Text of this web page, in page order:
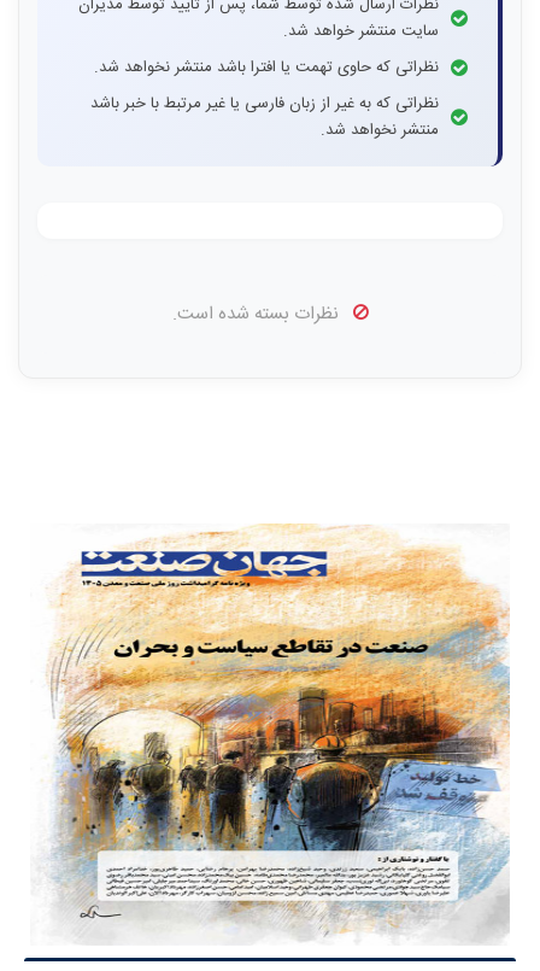
سایت منتشر خواهد شد.
نظراتی که حاوی تهمت یا افترا باشد منتشر نخواهد شد.
نظراتی که به غیر از زبان فارسی یا غیر مرتبط با خبر باشد
منتشر نخواهد شد.
نظرات بسته شده است.